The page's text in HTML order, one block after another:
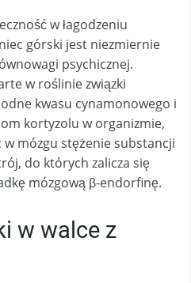
w łagodzeniu
górski jest niezmiernie
psychicznej.
w roślinie związki
kwasu cynamonowego i
kortyzolu w organizmie,
mózgu stężenie substancji
do których zalicza się
mózgową β-endorfinę.
w walce z